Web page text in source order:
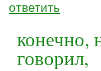
ответить
конечно,
говорил,